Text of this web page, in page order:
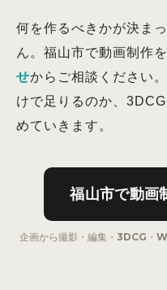
何を作るべきかが決ま
ん。福山市で動画制作
せからご相談ください
けで足りるのか、
めていきます。
福山市で動
企画から撮影・編集・3DCG・